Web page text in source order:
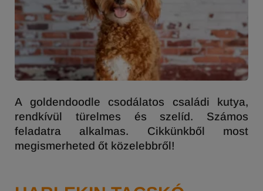
A goldendoodle csodálatos családi kutya,
rendkívül türelmes és szelíd. Számos
feladatra alkalmas. Cikkünkből most
megismerheted őt közelebbről!